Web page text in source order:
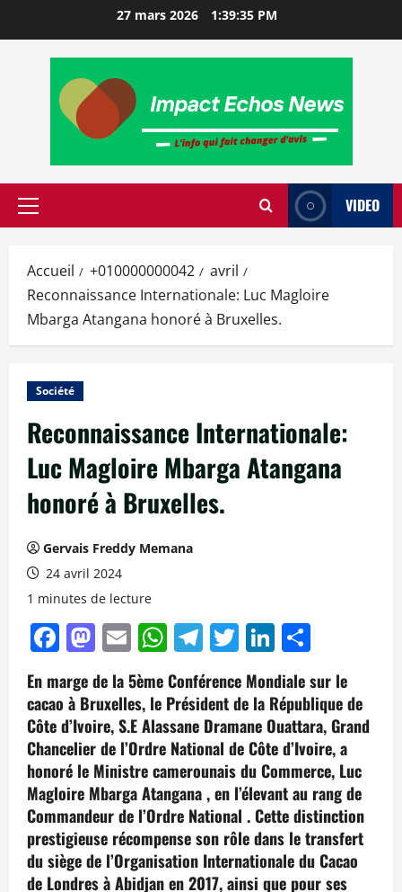
27 mars 2026 1:39:36 PM
VIDEO
Accueil +010000000042
avril
Reconnaissance Internationale: Luc Magloire
Mbarga Atangana honoré à Bruxelles.
Société
Reconnaissance Internationale:
Luc Magloire Mbarga Atangana
honoré à Bruxelles.
Gervais Freddy Memana
24 avril 2024
1 minutes de lecture
Facebook
Mastodon
EmailWhatsApp
Telegram
TwitterLinkedIn
En marge de la 5ème Conférence Mondiale sur le
cacao à Bruxelles, le Président de la République de
Côte d’Ivoire, S.E Alassane Dramane Ouattara, Grand
Chancelier de l’Ordre National de Côte d’Ivoire, a
honoré le Ministre camerounais du Commerce, Luc
Magloire Mbarga Atangana , en l’élevant au rang de
Commandeur de l’Ordre National . Cette distinction
prestigieuse récompense son rôle dans le transfert
du siège de l’Organisation Internationale du Cacao
de Londres à Abidjan en 2017, ainsi que pour ses